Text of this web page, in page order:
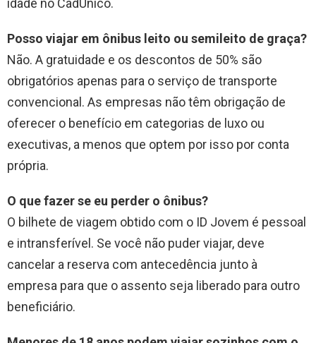
idade no CadÚnico.
Posso viajar em ônibus leito ou semileito de graça?
Não. A gratuidade e os descontos de 50% são
obrigatórios apenas para o serviço de transporte
convencional. As empresas não têm obrigação de
oferecer o benefício em categorias de luxo ou
executivas, a menos que optem por isso por conta
própria.
O que fazer se eu perder o ônibus?
O bilhete de viagem obtido com o ID Jovem é pessoal
e intransferível. Se você não puder viajar, deve
cancelar a reserva com antecedência junto à
empresa para que o assento seja liberado para outro
beneficiário.